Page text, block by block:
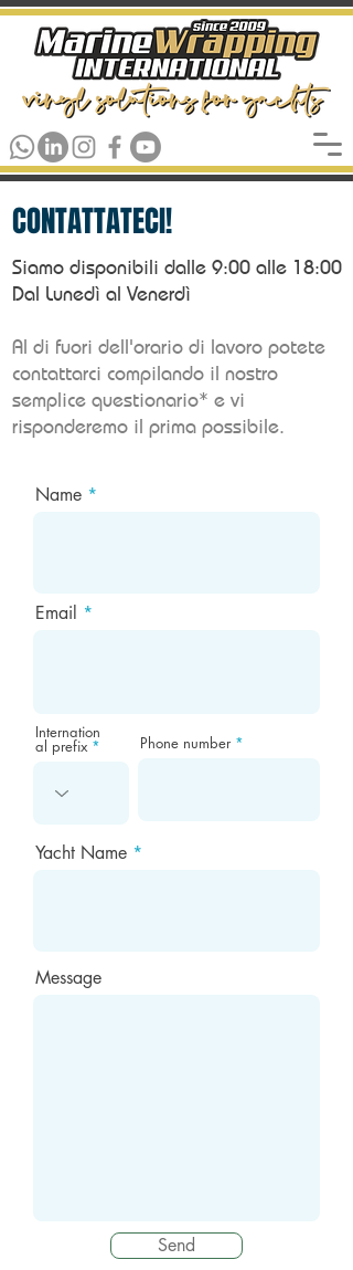
CONTATTATECI!
Siamo disponibili dalle 9:00 alle 18:00
Dal Lunedì al Venerdì
Al di fuori dell'orario di lavoro potete
contattarci compilando il nostro
semplice questionario* e vi
risponderemo il prima possibile.
Name
Email
Internation
al prefix Phone number
Yacht Name
Message
Send